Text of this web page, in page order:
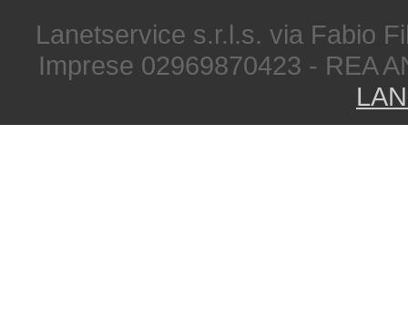
Lanetservice s.r.l.s. via Fabio
Imprese 02969870423 - REA